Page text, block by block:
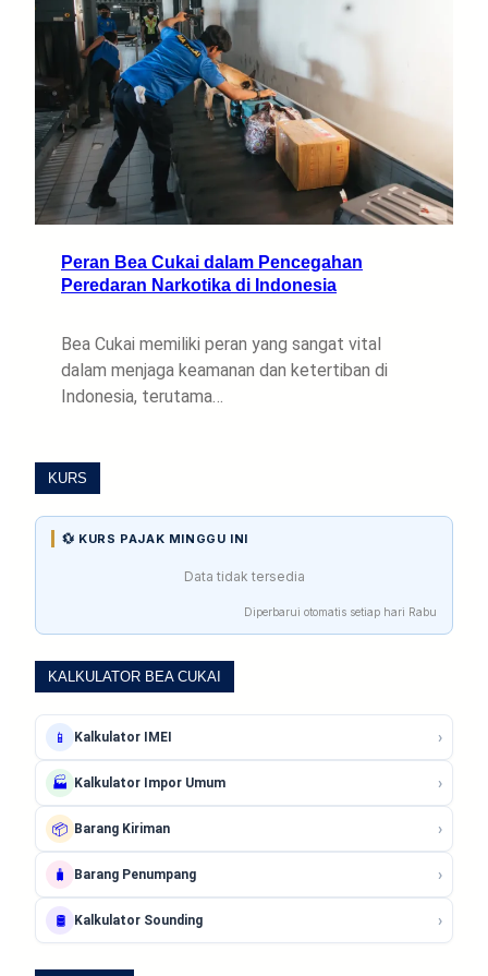
Peran Bea Cukai dalam Pencegahan
Peredaran Narkotika di Indonesia
Bea Cukai memiliki peran yang sangat vital
dalam menjaga keamanan dan ketertiban di
Indonesia, terutama…
KURS
💱 KURS PAJAK MINGGU INI
Data tidak tersedia
Diperbarui otomatis setiap hari Rabu
KALKULATOR BEA CUKAI
📱 Kalkulator IMEI ›
🏭 Kalkulator Impor Umum ›
📦 Barang Kiriman ›
🧳 Barang Penumpang ›
🛢️ Kalkulator Sounding ›